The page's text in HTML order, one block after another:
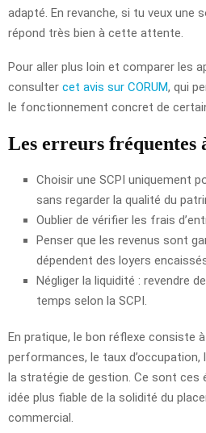
adapté. En revanche, si tu veux une
répond très bien à cette attente.
Pour aller plus loin et comparer les
consulter cet avis sur CORUM, qui
le fonctionnement concret de
Les erreurs fréquentes
Choisir une SCPI uniquement
sans regarder la qualité du
Oublier de vérifier les frais
Penser que les revenus sont
dépendent des loyers
Négliger la liquidité : revendre
temps selon la SCPI.
En pratique, le bon réflexe consiste
performances, le taux
la stratégie de gestion. Ce sont ces
idée plus fiable de la solidité du
commercial.